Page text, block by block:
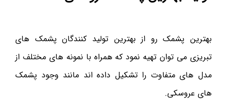
بهترین پشمک رو از بهترین تولید کنندگان پشمک های
تبریزی می توان تهیه نمود که همراه با نمونه های مختلف از
مدل های متفاوت را تشکیل داده اند مانند وجود پشمک
های عروسکی.